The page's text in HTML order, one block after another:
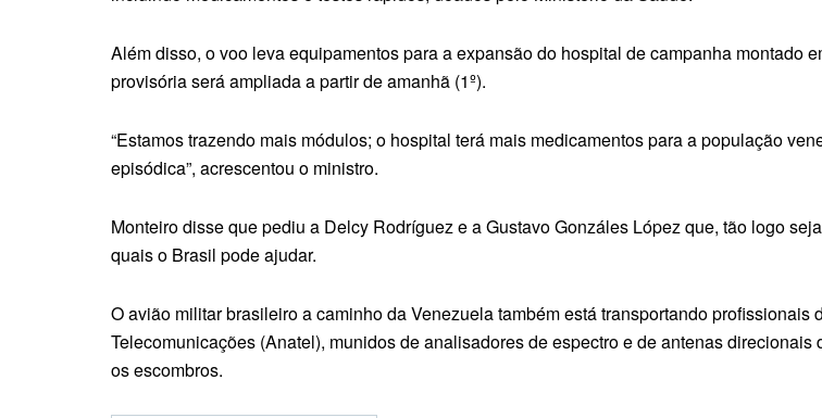
Além disso, o voo leva equipamentos para a expansão do hospital de campanha montado
provisória será ampliada a partir de amanhã (1º).
“Estamos trazendo mais módulos; o hospital terá mais medicamentos para a população
episódica”, acrescentou o ministro.
Monteiro disse que pediu a Delcy Rodríguez e a Gustavo Gonzáles López que, tão logo
quais o Brasil pode ajudar.
O avião militar brasileiro a caminho da Venezuela também está transportando
Telecomunicações (Anatel), munidos de analisadores de espectro e de antenas
os escombros.